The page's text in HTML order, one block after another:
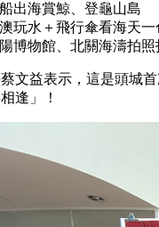
出海賞鯨、登龜山島
玩水＋飛行傘看海天一
博物館、北關海濤拍
文益表示，這是頭城
相逢」！